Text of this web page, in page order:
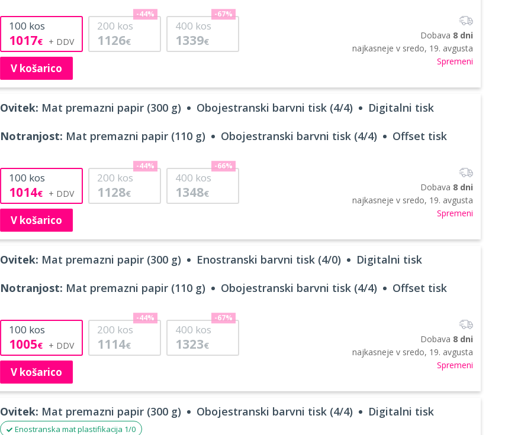
100 kos
1017€
200 kos
1126€
-44%
400 kos
1339€
-67%
V košarico
Dobava 8 dni
najkasneje v sredo, 19. avgusta
Spremeni
Ovitek: Mat premazni papir (300 g) Obojestranski barvni tisk (4/4) Digitalni tisk
Notranjost: Mat premazni papir (110 g) Obojestranski barvni tisk (4/4) Offset tisk
100 kos
1014€
200 kos
1128€
-44%
400 kos
1348€
-66%
V košarico
Dobava 8 dni
najkasneje v sredo, 19. avgusta
Spremeni
Ovitek: Mat premazni papir (300 g) Enostranski barvni tisk (4/0) Digitalni tisk
Notranjost: Mat premazni papir (110 g) Obojestranski barvni tisk (4/4) Offset tisk
100 kos
1005€
200 kos
1114€
-44%
400 kos
1323€
-67%
V košarico
Dobava 8 dni
najkasneje v sredo, 19. avgusta
Spremeni
Ovitek: Mat premazni papir (300 g) Obojestranski barvni tisk (4/4) Digitalni tisk
Enostranska mat plastifikacija 1/0